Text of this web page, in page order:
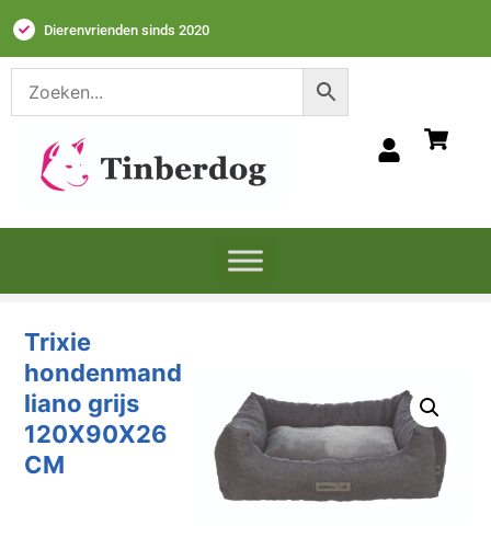
Dierenvrienden sinds 2020
Trixie
hondenmand
liano grijs
120X90X26
CM